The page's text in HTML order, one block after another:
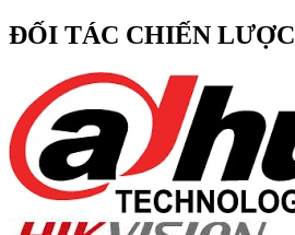
ĐỐI TÁC CHIẾN LƯỢC